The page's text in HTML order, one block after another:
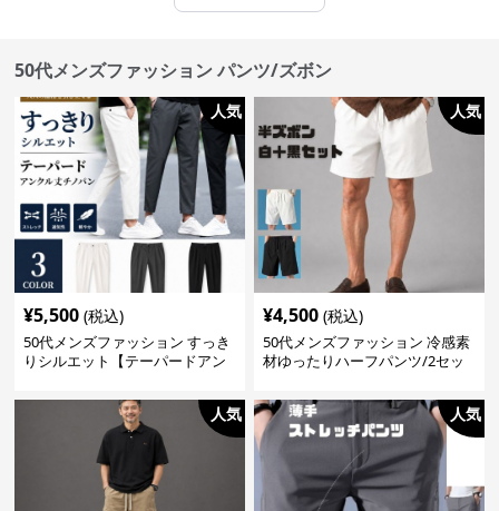
50代メンズファッション パンツ/ズボン
人気
¥5,500 (税込)
50代メンズファッション すっき
りシルエット【テーパードアン
人気
¥4,500 (税込)
50代メンズファッション 冷感素
材ゆったりハーフパンツ/2セッ
人気 人気